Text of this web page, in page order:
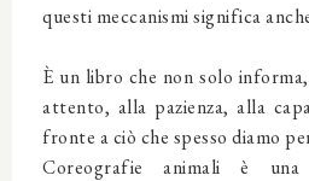
questi meccanismi significa
È un libro che non solo
attento, alla pazienza, alla
fronte a ciò che spesso diamo
Coreografie animali è una